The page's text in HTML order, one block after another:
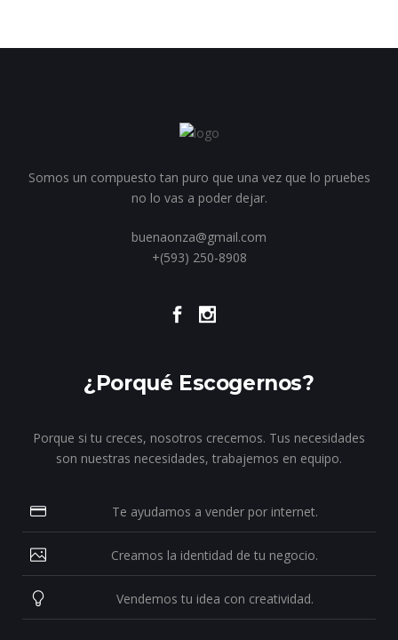
Somos un compuesto tan puro que una vez que lo pruebes
no lo vas a poder dejar.
buenaonza@gmail.com
+(593) 250-8908
¿Porqué Escogernos?
Porque si tu creces, nosotros crecemos. Tus necesidades
son nuestras necesidades, trabajemos en equipo.
Te ayudamos a vender por internet.
Creamos la identidad de tu negocio.
Vendemos tu idea con creatividad.